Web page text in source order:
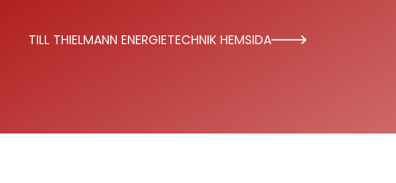
TILL THIELMANN ENERGIETECHNIK HEMSIDA